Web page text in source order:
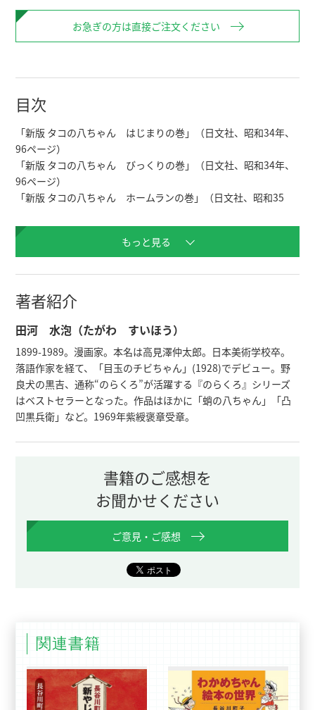
お急ぎの方は直接ご注文ください
目次
「新版 タコの八ちゃん　はじまりの巻」（日文社、昭和34年、
96ページ）
「新版 タコの八ちゃん　びっくりの巻」（日文社、昭和34年、
96ページ）
「新版 タコの八ちゃん　ホームランの巻」（日文社、昭和35
もっと見る
著者紹介
田河 水泡（たがわ すいほう）
1899-1989。漫画家。本名は高見澤仲太郎。日本美術学校卒。
落語作家を経て、「目玉のチビちゃん」(1928)でデビュー。野
良犬の黒吉、通称“のらくろ”が活躍する『のらくろ』シリーズ
はベストセラーとなった。作品はほかに「蛸の八ちゃん」「凸
凹黒兵衛」など。1969年紫綬褒章受章。
書籍のご感想を
お聞かせください
ご意見・ご感想
関連書籍